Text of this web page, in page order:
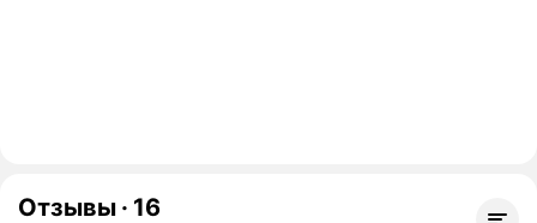
Отзывы · 16